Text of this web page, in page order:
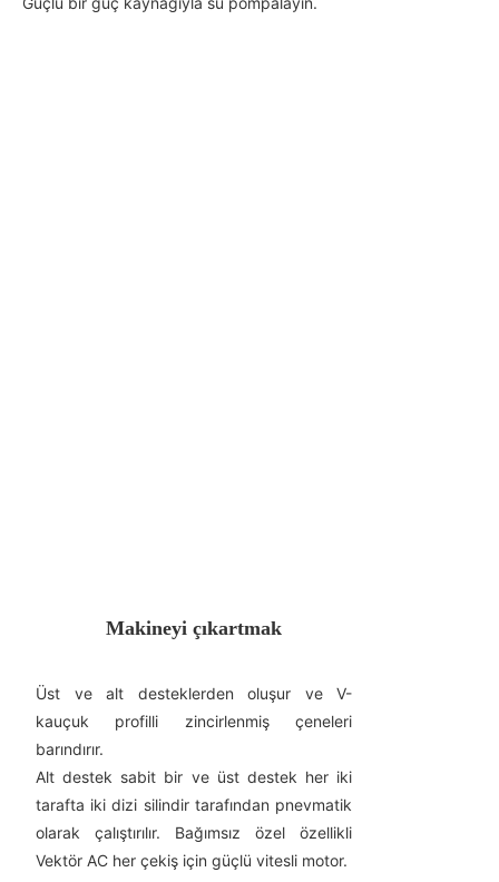
Makineyi çıkartmak
Üst ve alt desteklerden oluşur ve V-
kauçuk profilli zincirlenmiş çeneleri
barındırır.
Alt destek sabit bir ve üst destek her iki
tarafta iki dizi silindir tarafından pnevmatik
olarak çalıştırılır. Bağımsız özel özellikli
Vektör AC her çekiş için güçlü vitesli motor.